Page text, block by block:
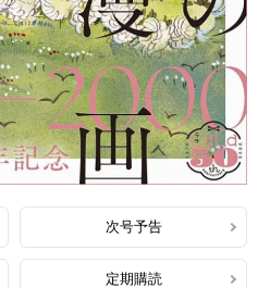
次号予告
定期購読